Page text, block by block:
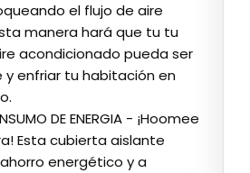
el flujo de aire
manera hará que tu tu
acondicionado pueda ser
enfriar tu habitación en
DE ENERGIA - ¡Hoomee
Esta cubierta aislante
energético y a